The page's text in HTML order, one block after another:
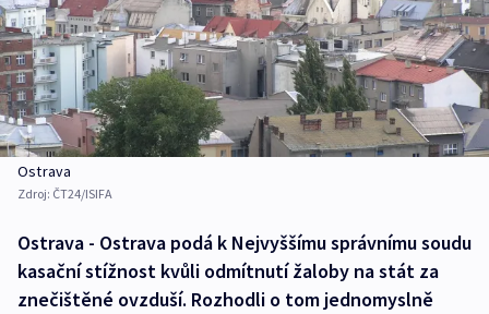
Ostrava
Zdroj: ČT24/ISIFA
Ostrava - Ostrava podá k Nejvyššímu správnímu soudu
kasační stížnost kvůli odmítnutí žaloby na stát za
znečištěné ovzduší. Rozhodli o tom jednomyslně